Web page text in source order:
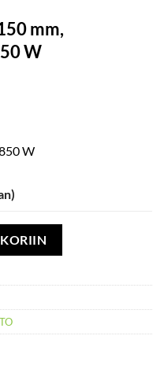
mm,
W
W
DM230, 1850 W määrä